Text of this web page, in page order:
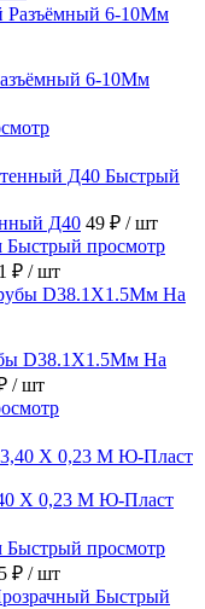
6-10Мм
Быстрый
Д40 49 ₽ / шт
Быстрый просмотр
₽ / шт
D38.1Х1.5Мм На
/ шт
Х 0,23 М Ю-Пласт
Быстрый просмотр
₽ / шт
Быстрый